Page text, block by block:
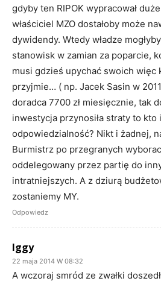
gdyby ten RIPOK wypracował
właściciel MZO dostałoby może
dywidendy. Wtedy władze
stanowisk w zamian za poparcie,
musi gdzieś upychać swoich więc
przyjmie… ( np. Jacek Sasin w
doradca 7700 zł miesięcznie, tak
inwestycja przynosiła straty to kto
odpowiedzialność? Nikt i żadnej,
Burmistrz po przegranych
oddelegowany przez partię do
intratniejszych. A z dziurą
zostaniemy MY.
Odpowiedz
Iggy
22 maja 2014 W 08:32
A wczoraj smród ze zwałki